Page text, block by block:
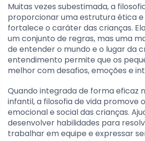
Muitas vezes subestimada, a
proporcionar uma estrutura ética
fortalece o caráter das crianças.
um conjunto de regras, mas uma
de entender o mundo e o lugar da
entendimento permite que os
melhor com desafios, emoções e
Quando integrada de forma eficaz
infantil, a filosofia de vida promove
emocional e social das crianças.
desenvolver habilidades para
trabalhar em equipe e expressar